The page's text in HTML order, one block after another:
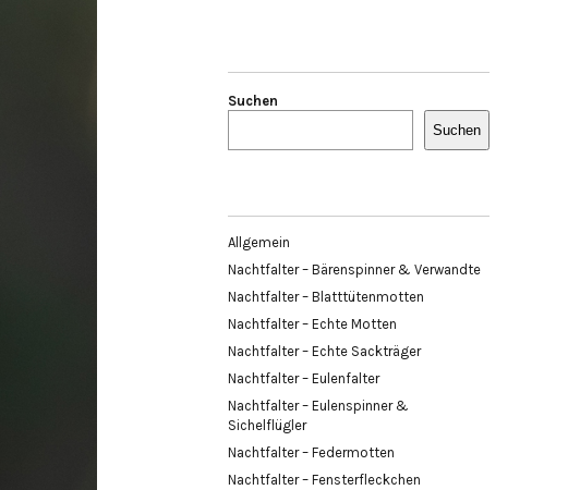
Suchen
Suchen
Allgemein
Nachtfalter – Bärenspinner & Verwandte
Nachtfalter – Blatttütenmotten
Nachtfalter – Echte Motten
Nachtfalter – Echte Sackträger
Nachtfalter – Eulenfalter
Nachtfalter – Eulenspinner &
Sichelflügler
Nachtfalter – Federmotten
Nachtfalter – Fensterfleckchen